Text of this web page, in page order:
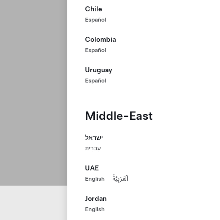
Chile
Español
Colombia
Español
Uruguay
Español
Middle-East
ישראל
עִברִית
UAE
English اَلْعَرَبِيَّةُ
Jordan
English